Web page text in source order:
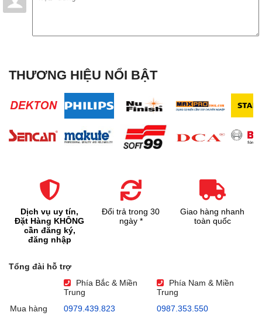
THƯƠNG HIỆU NỔI BẬT
Dịch vụ uy tín,
Đặt Hàng KHÔNG
cần đăng ký,
đăng nhập
Đổi trả trong 30
ngày *
Giao hàng nhanh
toàn quốc
Tổng đài hỗ trợ
Phía Bắc & Miền
Trung
Phía Nam & Miền
Trung
Mua hàng
0979.439.823
0987.353.550